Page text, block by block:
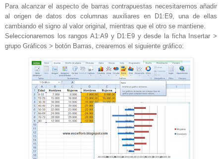
Para alcanzar el aspecto de barras contrapuestas necesitaremos añadir
al origen de datos dos columnas auxiliares en D1:E9, una de ellas
cambiando el signo al valor original, mientras que el otro se mantiene.
Seleccionaremos los rangos A1:A9 y D1:E9 y desde la ficha Insertar >
grupo Gráficos > botón Barras, crearemos el siguiente gráfico: